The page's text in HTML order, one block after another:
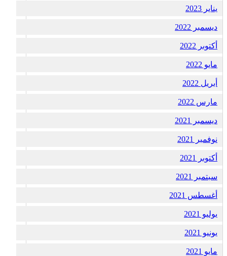
يناير 2023
ديسمبر 2022
أكتوبر 2022
مايو 2022
أبريل 2022
مارس 2022
ديسمبر 2021
نوفمبر 2021
أكتوبر 2021
سبتمبر 2021
أغسطس 2021
يوليو 2021
يونيو 2021
مايو 2021